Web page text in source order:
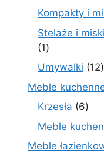
Kompakty i
Stelaże i
11
produkt
Umywalki 1212
Meble
Krzesła 66
Meble
Meble